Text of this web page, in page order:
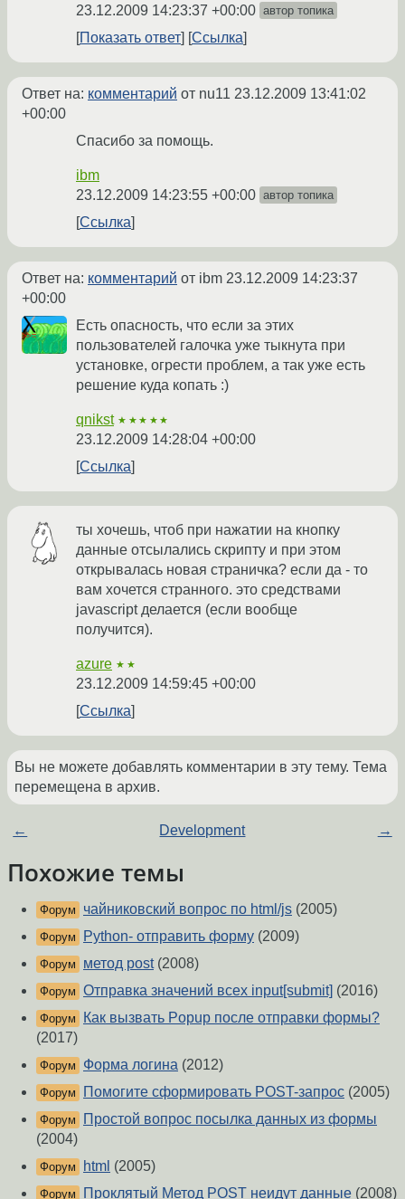
23.12.2009 14:23:37 +00:00 автор топика
Показать ответ Ссылка
Ответ на: комментарий от nu11 23.12.2009 13:41:02
+00:00
Спасибо за помощь.
ibm
23.12.2009 14:23:55 +00:00 автор топика
Ссылка
Ответ на: комментарий от ibm 23.12.2009 14:23:37
+00:00
Есть опасность, что если за этих
пользователей галочка уже тыкнута при
установке, огрести проблем, а так уже есть
решение куда копать :)
qnikst ★★★★★
23.12.2009 14:28:04 +00:00
Ссылка
ты хочешь, чтоб при нажатии на кнопку
данные отсылались скрипту и при этом
открывалась новая страничка? если да - то
вам хочется странного. это средствами
javascript делается (если вообще
получится).
azure ★★
23.12.2009 14:59:45 +00:00
Ссылка
Вы не можете добавлять комментарии в эту тему. Тема
перемещена в архив.
← Development →
Похожие темы
Форум чайниковский вопрос по html/js (2005)
Форум Python- отправить форму (2009)
Форум метод post(2008)
Форум Отправка значений всех input[submit] (2016)
Форум
Как вызвать Popup после отправки формы?
(2017)
Форум Форма логина (2012)
Форум Помогите сформировать POST-запрос (2005)
Форум
Простой вопрос посылка данных из формы
(2004)
Форум html (2005)
Форум Проклятый Метод POST неидут данные (2008)